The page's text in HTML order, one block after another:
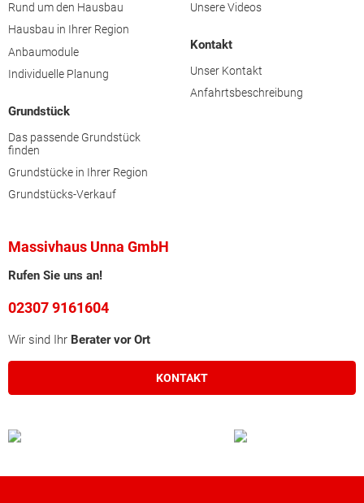
Rund um den Hausbau
Hausbau in Ihrer Region
Anbaumodule
Individuelle Planung
Grundstück
Das passende Grundstück
finden
Grundstücke in Ihrer Region
Grundstücks-Verkauf
Unsere Videos
Kontakt
Unser Kontakt
Anfahrtsbeschreibung
Massivhaus Unna GmbH
Rufen Sie uns an!
02307 9161604
Wir sind Ihr Berater vor Ort
KONTAKT